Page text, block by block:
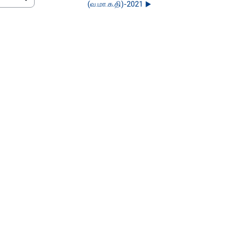
(வ.மா.க.தி)-2021 ▶︎